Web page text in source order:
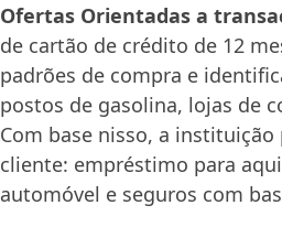
Ofertas Orientadas a
de cartão de crédito de 12
padrões de compra e
postos de gasolina, lojas de
Com base nisso, a
cliente: empréstimo para
automóvel e seguros com